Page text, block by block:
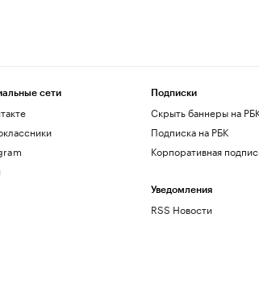
сети Подписки
Скрыть баннеры на
Подписка на РБК
Корпоративная
Уведомления
RSS Новости